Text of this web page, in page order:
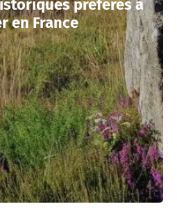
préférés à
en France